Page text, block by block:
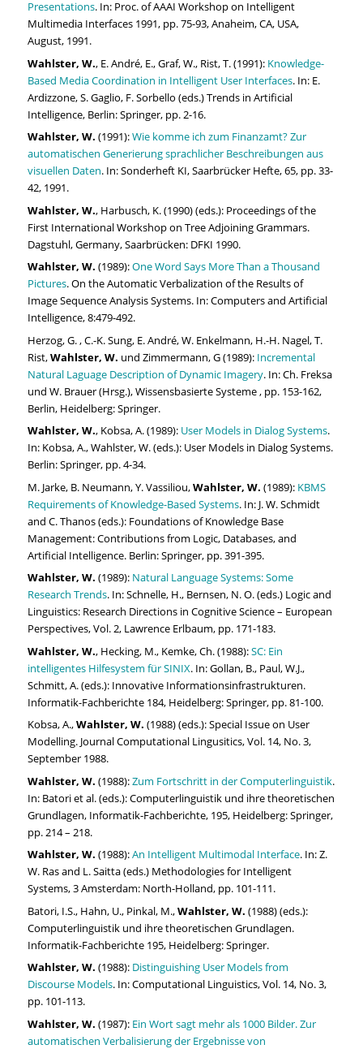
Presentations. In: Proc. of AAAI Workshop on Intelligent
Multimedia Interfaces 1991, pp. 75-93, Anaheim, CA, USA,
August, 1991.
Wahlster, W., E. André, E., Graf, W., Rist, T. (1991): Knowledge-
Based Media Coordination in Intelligent User Interfaces. In: E.
Ardizzone, S. Gaglio, F. Sorbello (eds.) Trends in Artificial
Intelligence, Berlin: Springer, pp. 2-16.
Wahlster, W. (1991):Wie komme ich zum Finanzamt? Zur
automatischen Generierung sprachlicher Beschreibungen aus
visuellen Daten. In: Sonderheft KI, Saarbrücker Hefte, 65, pp. 33-
42, 1991.
Wahlster, W., Harbusch, K. (1990) (eds.): Proceedings of the
First International Workshop on Tree Adjoining Grammars.
Dagstuhl, Germany, Saarbrücken: DFKI 1990.
Wahlster, W. (1989):One Word Says More Than a Thousand
Pictures. On the Automatic Verbalization of the Results of
Image Sequence Analysis Systems. In: Computers and Artificial
Intelligence, 8:479-492.
Herzog, G. , C.-K. Sung, E. André, W. Enkelmann, H.-H. Nagel, T.
Rist,Wahlster, W. und Zimmermann, G (1989): Incremental
Natural Laguage Description of Dynamic Imagery. In: Ch. Freksa
und W. Brauer (Hrsg.), Wissensbasierte Systeme , pp. 153-162,
Berlin, Heidelberg: Springer.
Wahlster, W., Kobsa, A. (1989): User Models in Dialog Systems.
In: Kobsa, A., Wahlster, W. (eds.): User Models in Dialog Systems.
Berlin: Springer, pp. 4-34.
M. Jarke, B. Neumann, Y. Vassiliou,Wahlster, W. (1989): KBMS
Requirements of Knowledge-Based Systems. In: J. W. Schmidt
and C. Thanos (eds.): Foundations of Knowledge Base
Management: Contributions from Logic, Databases, and
Artificial Intelligence. Berlin: Springer, pp. 391-395.
Wahlster, W. (1989): Natural Language Systems: Some
Research Trends. In: Schnelle, H., Bernsen, N. O. (eds.) Logic and
Linguistics: Research Directions in Cognitive Science – European
Perspectives, Vol. 2, Lawrence Erlbaum, pp. 171-183.
Wahlster, W., Hecking, M., Kemke, Ch. (1988):SC: Ein
intelligentes Hilfesystem für SINIX. In: Gollan, B., Paul, W.J.,
Schmitt, A. (eds.): Innovative Informationsinfrastrukturen.
Informatik-Fachberichte 184, Heidelberg: Springer, pp. 81-100.
Kobsa, A.,Wahlster, W. (1988) (eds.): Special Issue on User
Modelling. Journal Computational Lingusitics, Vol. 14, No. 3,
September 1988.
Wahlster, W. (1988):Zum Fortschritt in der Computerlinguistik.
In: Batori et al. (eds.): Computerlinguistik und ihre theoretischen
Grundlagen, Informatik-Fachberichte, 195, Heidelberg: Springer,
pp. 214 – 218.
Wahlster, W. (1988):An Intelligent Multimodal Interface. In: Z.
W. Ras and L. Saitta (eds.) Methodologies for Intelligent
Systems, 3 Amsterdam: North-Holland, pp. 101-111.
Batori, I.S., Hahn, U., Pinkal, M.,Wahlster, W. (1988) (eds.):
Computerlinguistik und ihre theoretischen Grundlagen.
Informatik-Fachberichte 195, Heidelberg: Springer.
Wahlster, W. (1988): Distinguishing User Models from
Discourse Models. In: Computational Linguistics, Vol. 14, No. 3,
pp. 101-113.
Wahlster, W. (1987): Ein Wort sagt mehr als 1000 Bilder. Zur
automatischen Verbalisierung der Ergebnisse von